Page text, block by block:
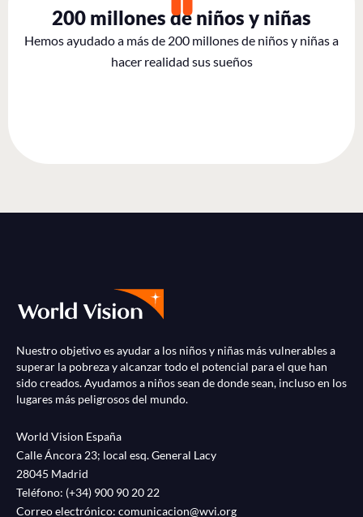
200 millones de niños y niñas
Hemos ayudado a más de 200 millones de niños y niñas a
hacer realidad sus sueños
Nuestro objetivo es ayudar a los niños y niñas más vulnerables a
superar la pobreza y alcanzar todo el potencial para el que han
sido creados. Ayudamos a niños sean de donde sean, incluso en los
lugares más peligrosos del mundo.
World Vision España
Calle Áncora 23; local esq. General Lacy
28045 Madrid
Teléfono: (+34) 900 90 20 22
Correo electrónico: comunicacion@wvi.org